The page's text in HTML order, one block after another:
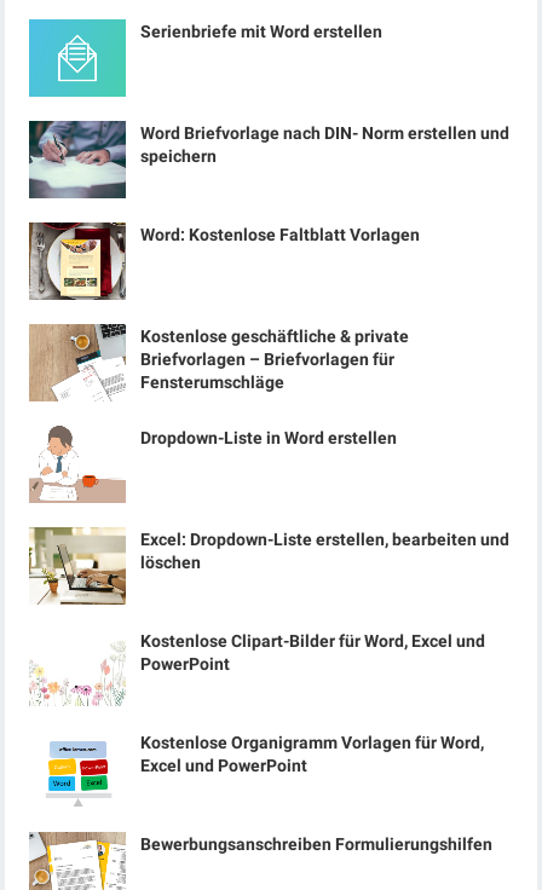
Serienbriefe mit Word erstellen
Word Briefvorlage nach DIN- Norm erstellen und
speichern
Word: Kostenlose Faltblatt Vorlagen
Kostenlose geschäftliche & private
Briefvorlagen – Briefvorlagen für
Fensterumschläge
Dropdown-Liste in Word erstellen
Excel: Dropdown-Liste erstellen, bearbeiten und
löschen
Kostenlose Clipart-Bilder für Word, Excel und
PowerPoint
Kostenlose Organigramm Vorlagen für Word,
Excel und PowerPoint
Bewerbungsanschreiben Formulierungshilfen